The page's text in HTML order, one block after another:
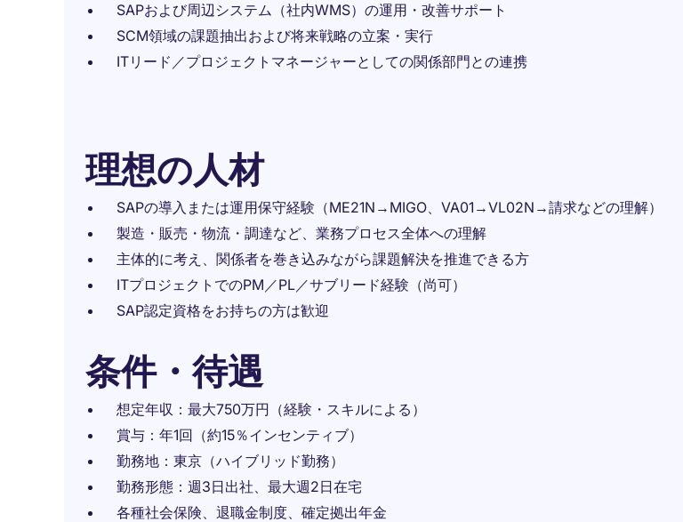
SAPおよび周辺システム（社内WMS）の運用・改善サポート
SCM領域の課題抽出および将来戦略の立案・実行
ITリード／プロジェクトマネージャーとしての関係部門との連携
理想の人材
SAPの導入または運用保守経験（ME21N→MIGO、VA01→VL02N→請求などの理解）
製造・販売・物流・調達など、業務プロセス全体への理解
主体的に考え、関係者を巻き込みながら課題解決を推進できる方
ITプロジェクトでのPM／PL／サブリード経験（尚可）
SAP認定資格をお持ちの方は歓迎
条件・待遇
想定年収：最大750万円（経験・スキルによる）
賞与：年1回（約15％インセンティブ）
勤務地：東京（ハイブリッド勤務）
勤務形態：週3日出社、最大週2日在宅
各種社会保険、退職金制度、確定拠出年金